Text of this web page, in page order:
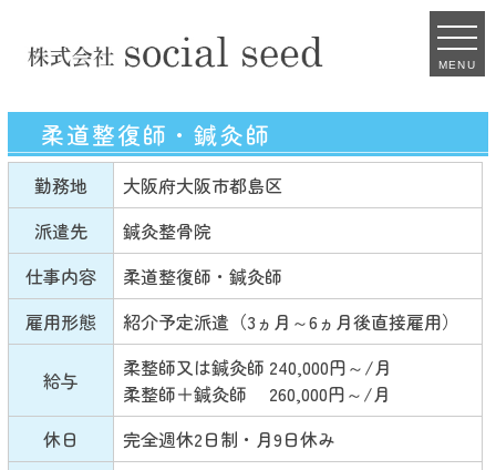
MENU
柔道整復師・鍼灸師
勤務地
大阪府大阪市都島区
派遣先
鍼灸整骨院
仕事内容
柔道整復師・鍼灸師
雇用形態
紹介予定派遣（3ヵ月～6ヵ月後直接雇用）
給与
柔整師又は鍼灸師 240,000円～/月
柔整師＋鍼灸師 260,000円～/月
休日
完全週休2日制・月9日休み